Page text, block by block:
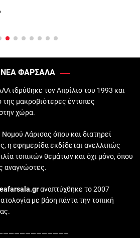
ΝΕΑ ΦΑΡΣΑΛΑ
ιδρύθηκε τον Απρίλιο του 1993 και
της μακροβιότερες έντυπες
χώρα.
Λάρισας όπου και διατηρεί
η εφημερίδα εκδίδεται ανελλιπώς
τοπικών θεμάτων και όχι μόνο, όπου
αναγνώστες.
αναπτύχθηκε το 2007
με βάση πάντα την τοπική